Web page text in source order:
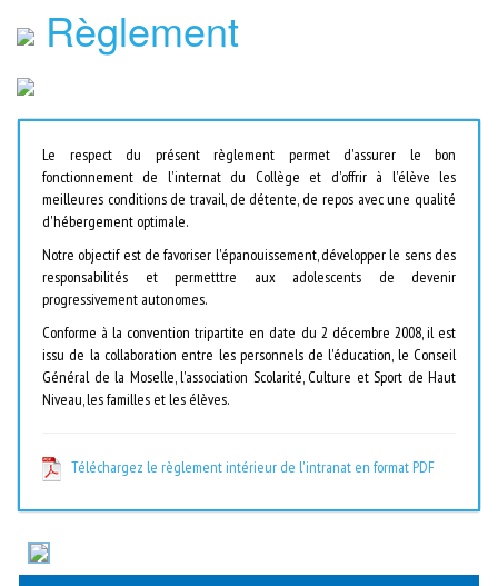
Règlement
Le respect du présent règlement permet d'assurer le bon
fonctionnement de l'internat du Collège et d'offrir à l'élève les
meilleures conditions de travail, de détente, de repos avec une qualité
d'hébergement optimale.
Notre objectif est de favoriser l'épanouissement, développer le sens des
responsabilités et permetttre aux adolescents de devenir
progressivement autonomes.
Conforme à la convention tripartite en date du 2 décembre 2008, il est
issu de la collaboration entre les personnels de l'éducation, le Conseil
Général de la Moselle, l'association Scolarité, Culture et Sport de Haut
Niveau, les familles et les élèves.
Téléchargez le règlement intérieur de l'intranat en format PDF